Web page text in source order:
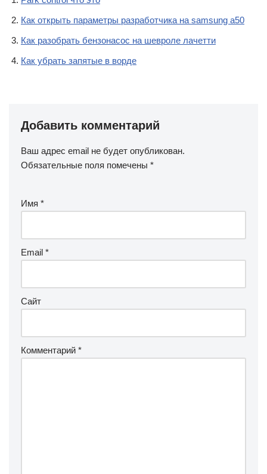
Как открыть параметры разработчика на samsung a50
Как разобрать бензонасос на шевроле лачетти
Как убрать запятые в ворде
Добавить комментарий
Ваш адрес email не будет опубликован.
Обязательные поля помечены *
Имя *
Email *
Сайт
Комментарий *